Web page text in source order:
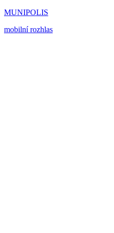
MUNIPOLIS
mobilní rozhlas